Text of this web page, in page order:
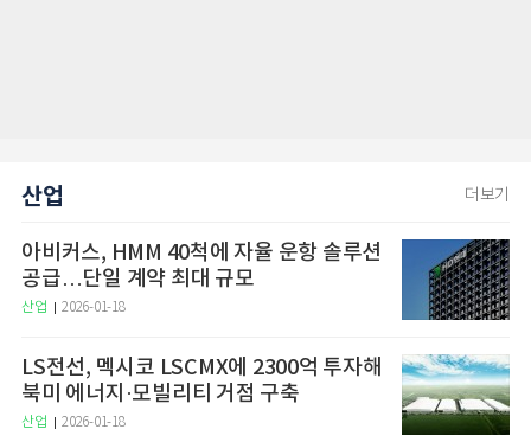
산업 더보기
아비커스, HMM 40척에 자율 운항 솔루션
공급…단일 계약 최대 규모
산업 2026-01-18
LS전선, 멕시코 LSCMX에 2300억 투자해
북미 에너지·모빌리티 거점 구축
산업 2026-01-18